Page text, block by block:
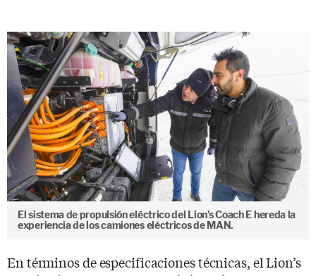
El sistema de propulsión eléctrico del Lion’s Coach E hereda la
experiencia de los camiones eléctricos de MAN.
En términos de especificaciones técnicas, el Lion’s